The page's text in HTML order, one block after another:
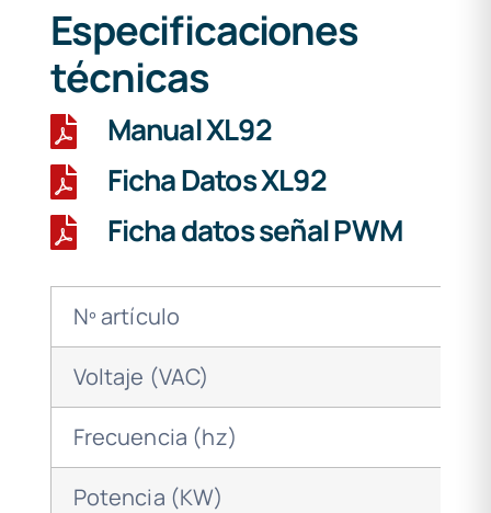
Especificaciones
técnicas
Manual XL92
Ficha Datos XL92
Ficha datos señal PWM
Nº artículo
Voltaje (VAC)
Frecuencia (hz)
Potencia (KW)